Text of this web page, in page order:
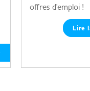
offres d'emploi !
Lire